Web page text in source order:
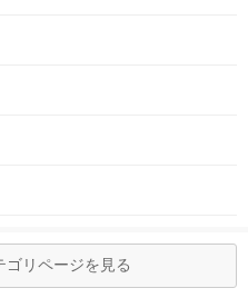
リページを見る